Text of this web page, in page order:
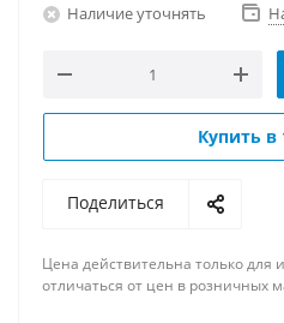
Наличие уточнять
Купить в
Поделиться
Цена действительна только для
отличаться от цен в розничных